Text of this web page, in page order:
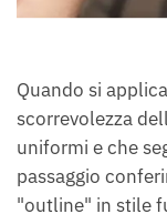
Quando si
scorrevolezza
uniformi e che
passaggio
"outline" in stile